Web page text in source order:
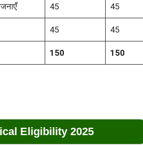
45 45
45 45
150 150
Eligibility 2025